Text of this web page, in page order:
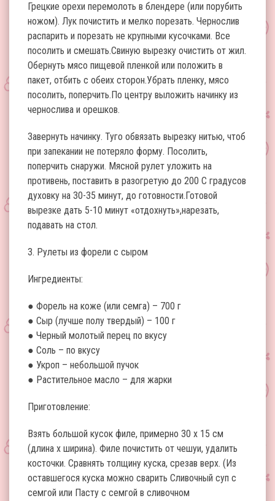
Грецкие орехи перемолоть в блендере (или порубить
ножом). Лук почистить и мелко порезать. Чернослив
распарить и порезать не крупными кусочками. Все
посолить и смешать.Свиную вырезку очистить от жил.
Обернуть мясо пищевой пленкой или положить в
пакет, отбить с обеих сторон.Убрать пленку, мясо
посолить, поперчить.По центру выложить начинку из
чернослива и орешков.
Завернуть начинку. Туго обвязать вырезку нитью, чтоб
при запекании не потеряло форму. Посолить,
поперчить снаружи. Мясной рулет уложить на
противень, поставить в разогретую до 200 С градусов
духовку на 30-35 минут, до готовности.Готовой
вырезке дать 5-10 минут «отдохнуть»,нарезать,
подавать на стол.
3. Рулеты из форели с сыром
Ингредиенты:
● Форель на коже (или семга) – 700 г
● Сыр (лучше полу твердый) – 100 г
● Черный молотый перец по вкусу
● Соль – по вкусу
● Укроп – небольшой пучок
● Растительное масло – для жарки
Приготовление:
Взять большой кусок филе, примерно 30 х 15 см
(длина х ширина). Филе почистить от чешуи, удалить
косточки. Сравнять толщину куска, срезав верх. (Из
оставшегося куска можно сварить Сливочный суп с
семгой или Пасту с семгой в сливочном